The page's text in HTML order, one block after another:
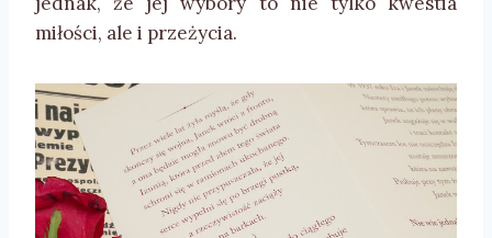
miłości, ale i przeżycia.